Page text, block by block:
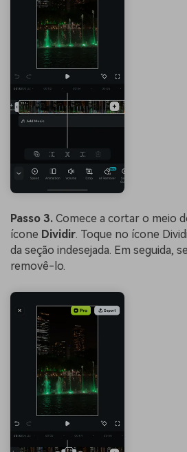
Passo 3. Comece a cortar o meio
ícone Dividir. Toque no ícone
da seção indesejada. Em seguida,
removê-lo.